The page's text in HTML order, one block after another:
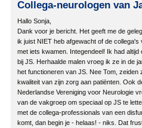
Collega-neurologen van
Hallo Sonja,
Dank voor je bericht. Het geeft me de
ik juist NIET heb afgewacht of de
met iets kwamen. Integendeel! Ik had
bij JS. Herhaalde malen vroeg ik ze in de
het functioneren van JS. Nee Tom, zeiden
kwaliteit van zijn zorg aan patiënten. Ook
Nederlandse Vereniging voor Neurologie
van de vakgroep om speciaal op JS te
met de collega-professionals van een
komt, dan begin je - helaas! - niks. Dat